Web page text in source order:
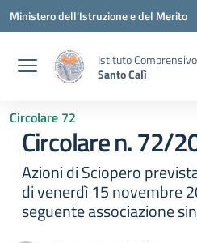
Vai ai contenuti
Vai al menu di navigazione
Vai al footer
Ministero dell'Istruzione e del Merito
Istituto Comprensivo
Santo Calì
Circolare 72
Circolare n. 72/
Azioni di Sciopero
di venerdì 15 novembre
seguente associazione